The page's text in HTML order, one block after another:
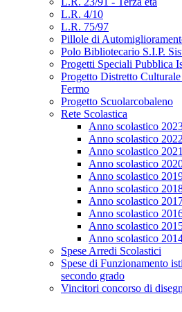
L.R. 4/10
L.R. 75/97
Pillole di
Polo Bibliotecario S.I.P.
Progetti Speciali Pubblica
Progetto Distretto
Fermo
Progetto Scuolarcobaleno
Rete Scolastica
Anno scolastico
Anno scolastico
Anno scolastico
Anno scolastico
Anno scolastico
Anno scolastico
Anno scolastico
Anno scolastico
Anno scolastico
Anno scolastico
Spese Arredi Scolastici
Spese di Funzionamento
secondo grado
Vincitori concorso di